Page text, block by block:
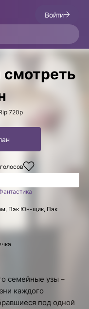
Войти
720p
голосов
Пэк Юн-щик, Пак
семейные узы –
каждого
под одной